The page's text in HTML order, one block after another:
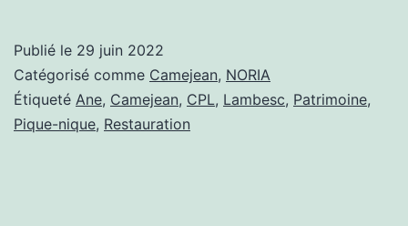
Publié le 29 juin 2022
Catégorisé comme Camejean, NORIA
Étiqueté Ane, Camejean, CPL, Lambesc, Patrimoine,
Pique-nique, Restauration